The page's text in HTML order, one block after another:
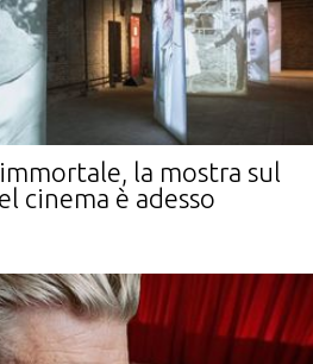
la mostra sul
cinema è adesso